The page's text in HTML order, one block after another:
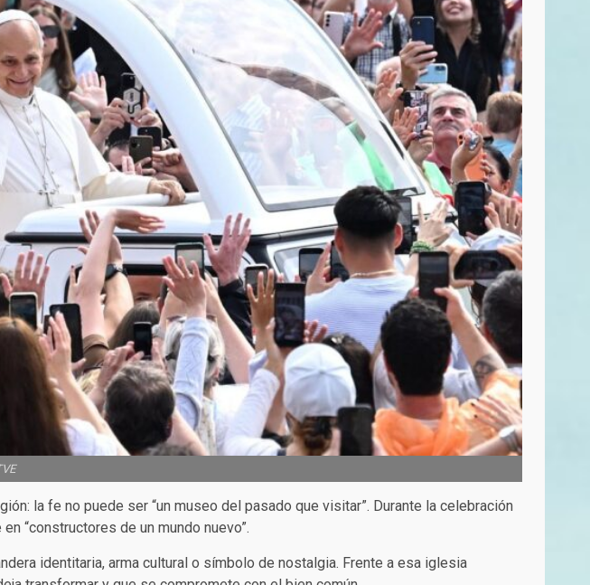
la fe no puede ser “un museo del pasado que visitar”. Durante la celebración
“constructores de un mundo nuevo”.
identitaria, arma cultural o símbolo de nostalgia. Frente a esa iglesia